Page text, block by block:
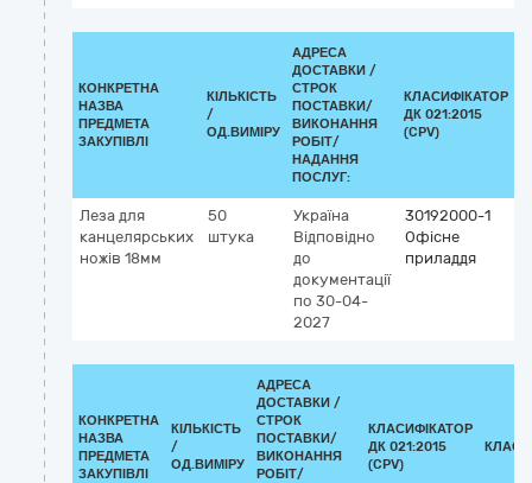
КОНКРЕТНА
НАЗВА
ПРЕДМЕТА
ЗАКУПІВЛІ
КІЛЬКІСТЬ
/
ОД.ВИМІРУ
АДРЕСА
ДОСТАВКИ /
СТРОК
ПОСТАВКИ/
ВИКОНАННЯ
РОБІТ/
НАДАННЯ
ПОСЛУГ:
КЛАСИФІКАТОР
ДК 021:2015
(CPV)
Леза для
канцелярських
ножів 18мм
50
штука
Україна
Відповідно
до
документації
по 30-04-
2027
30192000-1
Офісне
приладдя
КОНКРЕТНА
НАЗВА
ПРЕДМЕТА
ЗАКУПІВЛІ
КІЛЬКІСТЬ
/
ОД.ВИМІРУ
АДРЕСА
ДОСТАВКИ /
СТРОК
ПОСТАВКИ/
ВИКОНАННЯ
РОБІТ/
КЛАСИФІКАТОР
ДК 021:2015
(CPV)